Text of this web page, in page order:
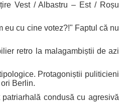
Vest / Albastru – Est / Roșu
eu cu cine votez?!" Faptul că nu
retro la malagambiștii de azi
Protagoniștii puliticieni
Berlin.
condusă cu agresivă